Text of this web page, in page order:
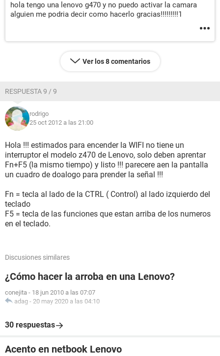
hola tengo una lenovo g470 y no puedo activar la camara
alguien me podria decir como hacerlo gracias!!!!!!!!!1
Ver los 8 comentarios
RESPUESTA 9 / 9
rodrigo
25 oct 2012 a las 21:00
Hola !!! estimados para encender la WIFI no tiene un
interruptor el modelo z470 de Lenovo, solo deben aprentar
Fn+F5 (la mismo tiempo) y listo !!! parecere aen la pantalla
un cuadro de doalogo para prender la señal !!!
Fn = tecla al lado de la CTRL ( Control) al lado izquierdo del
teclado
F5 = tecla de las funciones que estan arriba de los numeros
en el teclado.
Discusiones similares
¿Cómo hacer la arroba en una Lenovo?
conejita - 18 jun 2010 a las 07:07
adag - 20 may 2020 a las 04:10
30 respuestas
Acento en netbook Lenovo